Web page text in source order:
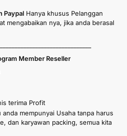
Paypal Hanya khusus Pelanggan
mengabaikan nya, jika anda berasal
Member Reseller
terima Profit
mempunyai Usaha tanpa harus
dan karyawan packing, semua kita